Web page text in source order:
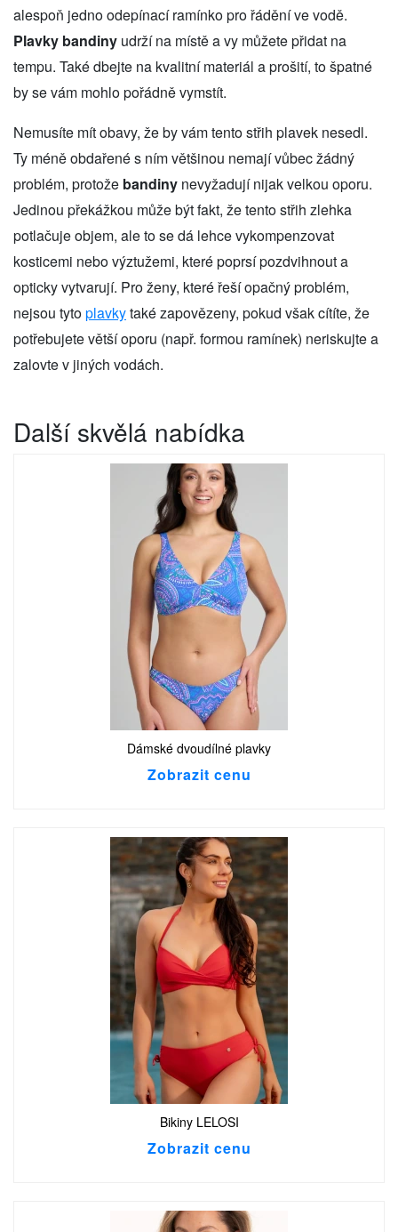
alespoň jedno odepínací ramínko pro řádění ve vodě.
Plavky bandiny udrží na místě a vy můžete přidat na
tempu. Také dbejte na kvalitní materiál a prošití, to špatné
by se vám mohlo pořádně vymstít.
Nemusíte mít obavy, že by vám tento střih plavek nesedl.
Ty méně obdařené s ním většinou nemají vůbec žádný
problém, protože bandiny nevyžadují nijak velkou oporu.
Jedinou překážkou může být fakt, že tento střih zlehka
potlačuje objem, ale to se dá lehce vykompenzovat
kosticemi nebo výztužemi, které poprsí pozdvihnout a
opticky vytvarují. Pro ženy, které řeší opačný problém,
nejsou tytoplavkytaké zapovězeny, pokud však cítíte, že
potřebujete větší oporu (např. formou ramínek) neriskujte a
zalovte v jiných vodách.
Další skvělá nabídka
Dámské dvoudílné plavky
Zobrazit cenu
Bikiny LELOSI
Zobrazit cenu